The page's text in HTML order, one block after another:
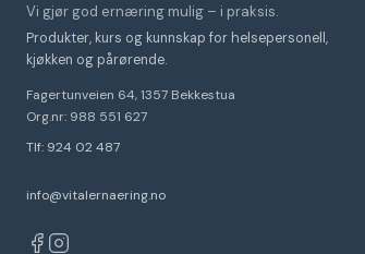
Vi gjør god ernæring mulig – i praksis.
Produkter, kurs og kunnskap for helsepersonell,
kjøkken og pårørende.
Fagertunveien 64, 1357 Bekkestua
Org.nr: 988 551 627
Tlf: 924 02 487
info@vitalernaering.no